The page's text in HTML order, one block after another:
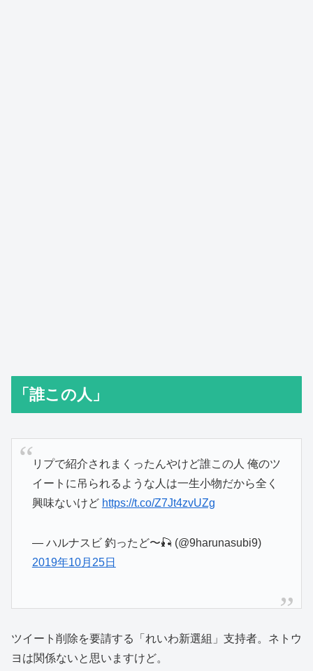
「誰この人」
リプで紹介されまくったんやけど誰この人 俺のツ
イートに吊られるような人は一生小物だから全く
興味ないけど https://t.co/Z7Jt4zvUZg
— ハルナスビ 釣ったど〜🎣 (@9harunasubi9)
2019年10月25日
ツイート削除を要請する「れいわ新選組」支持者。ネトウ
ヨは関係ないと思いますけど。